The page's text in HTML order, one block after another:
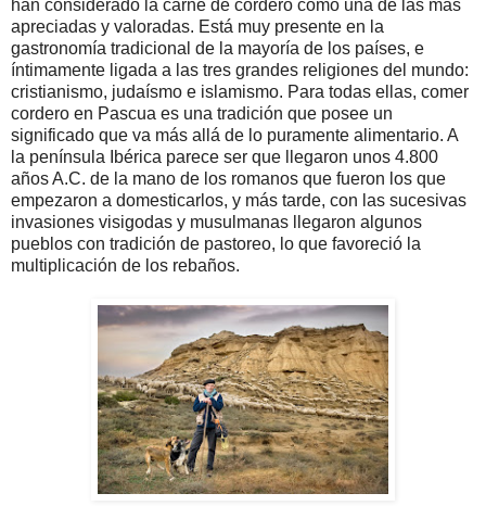
han considerado la carne de cordero como una de las más
apreciadas y valoradas. Está muy presente en la
gastronomía tradicional de la mayoría de los países, e
íntimamente ligada a las tres grandes religiones del mundo:
cristianismo, judaísmo e islamismo. Para todas ellas, comer
cordero en Pascua es una tradición que posee un
significado que va más allá de lo puramente alimentario. A
la península Ibérica parece ser que llegaron unos 4.800
años A.C. de la mano de los romanos que fueron los que
empezaron a domesticarlos, y más tarde, con las sucesivas
invasiones visigodas y musulmanas llegaron algunos
pueblos con tradición de pastoreo, lo que favoreció la
multiplicación de los rebaños.